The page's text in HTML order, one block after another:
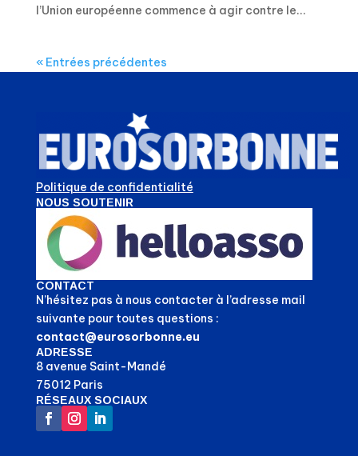
l’Union européenne commence à agir contre le...
« Entrées précédentes
Politique de confidentialité
NOUS SOUTENIR
CONTACT
N’hésitez pas à nous contacter à l’adresse mail
suivante pour toutes questions :
contact@eurosorbonne.eu
ADRESSE
8 avenue Saint-Mandé
75012 Paris
RÉSEAUX SOCIAUX